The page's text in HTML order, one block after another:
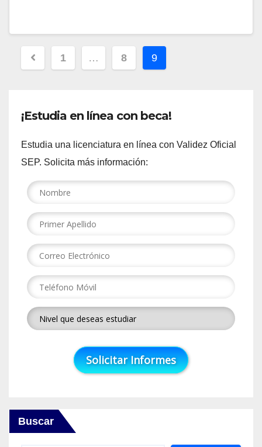
Paginación
entradas
1 … 8 9
¡Estudia en línea con beca!
Estudia una licenciatura en línea con Validez Oficial
SEP. Solicita más información:
Buscar